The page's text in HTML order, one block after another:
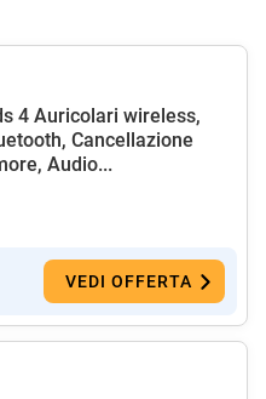
4 Auricolari wireless,
Cancellazione
Audio...
VEDI OFFERTA